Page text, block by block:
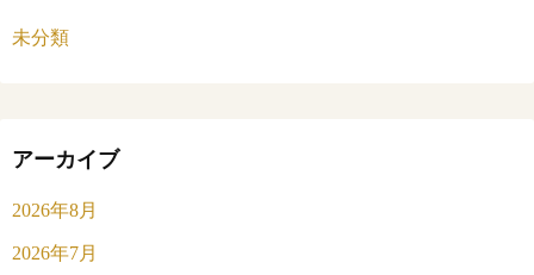
未分類
アーカイブ
2026年8月
2026年7月